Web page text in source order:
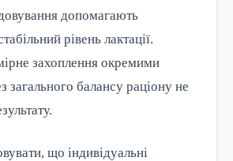
допомагають
рівень лактації.
захоплення окремими
загального балансу раціону не
що індивідуальні